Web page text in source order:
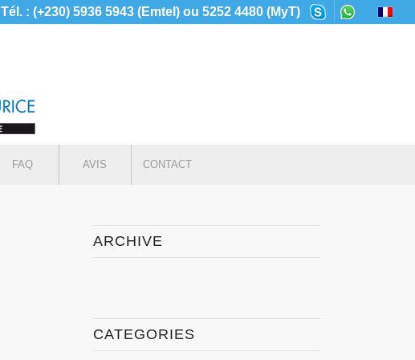
Tél. : (+230) 5936 5943 (Emtel) ou 5252 4480 (MyT)
FAQ AVIS CONTACT
ARCHIVE
CATEGORIES